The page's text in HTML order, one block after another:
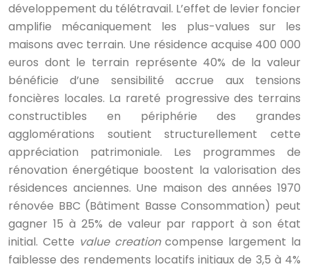
développement du télétravail. L’effet de levier foncier
amplifie mécaniquement les plus-values sur les
maisons avec terrain. Une résidence acquise 400 000
euros dont le terrain représente 40% de la valeur
bénéficie d’une sensibilité accrue aux tensions
foncières locales. La rareté progressive des terrains
constructibles en périphérie des grandes
agglomérations soutient structurellement cette
appréciation patrimoniale. Les programmes de
rénovation énergétique boostent la valorisation des
résidences anciennes. Une maison des années 1970
rénovée BBC (Bâtiment Basse Consommation) peut
gagner 15 à 25% de valeur par rapport à son état
initial. Cette value creationcompense largement la
faiblesse des rendements locatifs initiaux de 3,5 à 4%